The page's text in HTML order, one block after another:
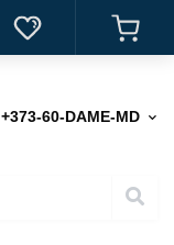
+373-60-DAME-MD